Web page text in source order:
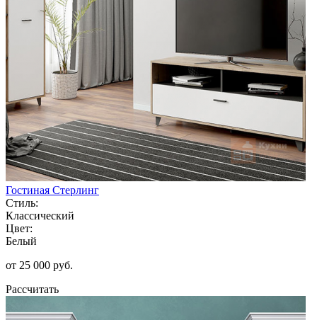
Гостиная Стерлинг
Стиль:
Классический
Цвет:
Белый
от 25 000 руб.
Рассчитать